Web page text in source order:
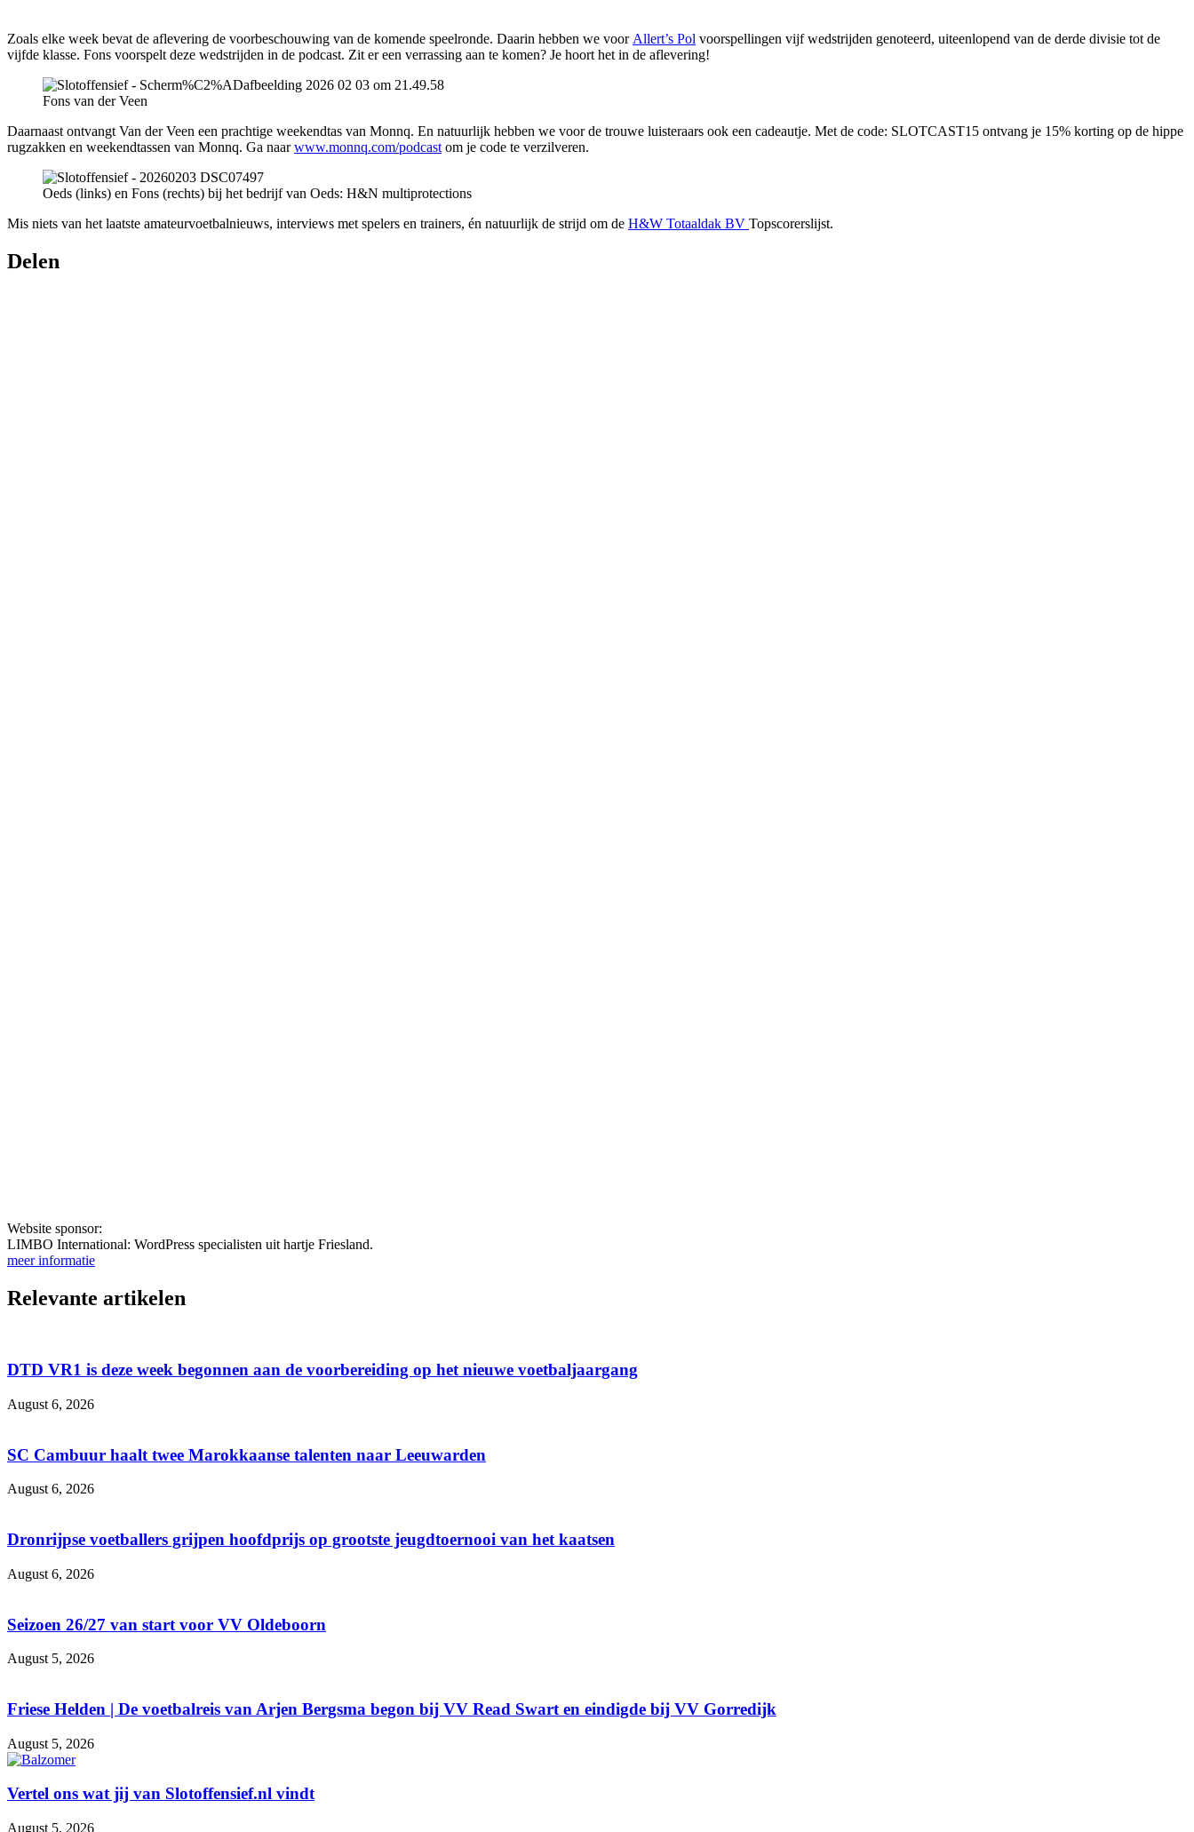
Zoals elke week bevat de aflevering de voorbeschouwing van de komende speelronde. Daarin hebben we voor Allert’s Pol voorspellingen vijf wedstrijden genoteerd, uiteenlopend van de derde divisie tot de
vijfde klasse. Fons voorspelt deze wedstrijden in de podcast. Zit er een verrassing aan te komen? Je hoort het in de aflevering!
Fons van der Veen
Daarnaast ontvangt Van der Veen een prachtige weekendtas van Monnq. En natuurlijk hebben we voor de trouwe luisteraars ook een cadeautje. Met de code: SLOTCAST15 ontvang je 15% korting op de hippe
rugzakken en weekendtassen van Monnq. Ga naarwww.monnq.com/podcast om je code te verzilveren.
Oeds (links) en Fons (rechts) bij het bedrijf van Oeds: H&N multiprotections
Mis niets van het laatste amateurvoetbalnieuws, interviews met spelers en trainers, én natuurlijk de strijd om de H&W Totaaldak BV Topscorerslijst.
Delen
Website sponsor:
LIMBO International: WordPress specialisten uit hartje Friesland.
meer informatie
Relevante artikelen
DTD VR1 is deze week begonnen aan de voorbereiding op het nieuwe voetbaljaargang
August 6, 2026
SC Cambuur haalt twee Marokkaanse talenten naar Leeuwarden
August 6, 2026
Dronrijpse voetballers grijpen hoofdprijs op grootste jeugdtoernooi van het kaatsen
August 6, 2026
Seizoen 26/27 van start voor VV Oldeboorn
August 5, 2026
Friese Helden | De voetbalreis van Arjen Bergsma begon bij VV Read Swart en eindigde bij VV Gorredijk
August 5, 2026
Vertel ons wat jij van Slotoffensief.nl vindt
August 5, 2026